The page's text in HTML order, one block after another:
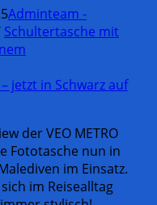
Adminteam -
Schultertasche mit
der VEO METRO
Fototasche nun in
im Einsatz.
im Reisealltag